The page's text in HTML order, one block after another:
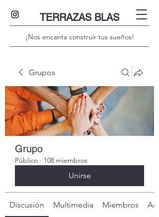
TERRAZAS BLAS
¡Nos encanta construir tus sueños!
Grupos
Grupo
Público · 108 miembros
Unirse
Discusión Multimedia Miembros